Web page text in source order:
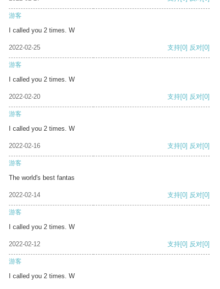
游客
I called you 2 times. W
2022-02-25 支持[0] 反对[0]
游客
I called you 2 times. W
2022-02-20 支持[0] 反对[0]
游客
I called you 2 times. W
2022-02-16 支持[0] 反对[0]
游客
The world's best fantas
2022-02-14 支持[0] 反对[0]
游客
I called you 2 times. W
2022-02-12 支持[0] 反对[0]
游客
I called you 2 times. W